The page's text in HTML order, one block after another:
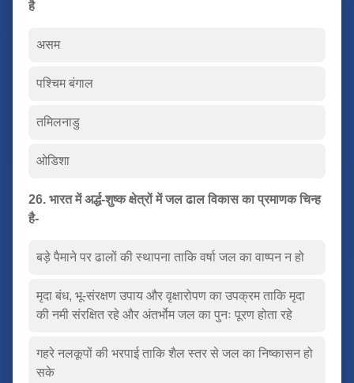
है
असम
पश्चिम बंगाल
तमिलनाडु
ओडिशा
26. भारत में अर्द्ध-शुष्क क्षेत्रों में जल ढाल विकास का प्रमाणक चिन्ह
है-
बड़े पैमाने पर ढालों की स्थापना ताकि वर्षा जल का वाष्पन न हो
मृदा बंध, भू-संरक्षण उपाय और वृक्षारोपण का उपक्रम ताकि मृदा
की नमी संरक्षित रहे और अंतर्भोम जल का पुनः पूरण होता रहे
गहरे नलकूपों की भरपाई ताकि शैल स्तर से जल का निष्कासन हो
सके